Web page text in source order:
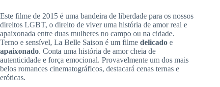
Este filme de 2015 é uma bandeira de liberdade para os nossos
direitos LGBT, o direito de viver uma história de amor real e
apaixonada entre duas mulheres no campo ou na cidade.
Terno e sensível, La Belle Saison é um filme delicado e
apaixonado. Conta uma história de amor cheia de
autenticidade e força emocional. Provavelmente um dos mais
belos romances cinematográficos, destacará cenas ternas e
eróticas.